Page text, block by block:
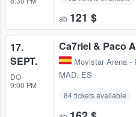
ab 121 $
17.
SEPT.
DO
9:00 PM
Ca7riel & Paco
Movistar Arena -
MAD, ES
84 tickets available